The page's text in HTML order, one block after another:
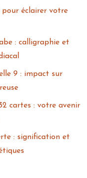
éclairer votre
: calligraphie et
9 : impact sur
cartes : votre avenir
: signification et